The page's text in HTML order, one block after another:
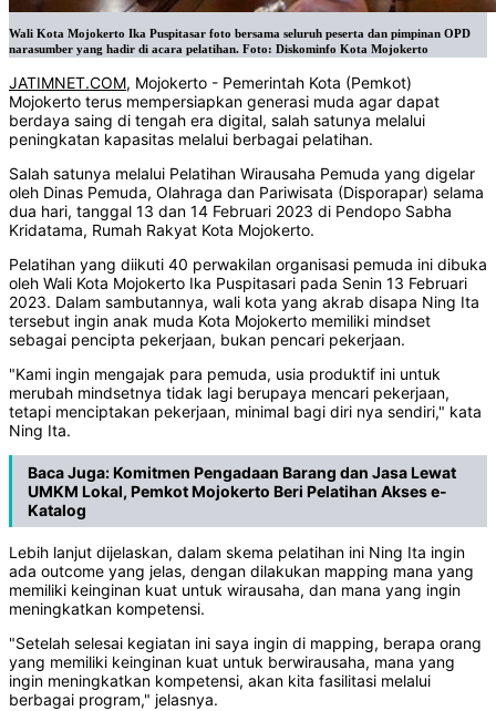
Wali Kota Mojokerto Ika Puspitasar foto bersama seluruh peserta dan pimpinan OPD
narasumber yang hadir di acara pelatihan. Foto: Diskominfo Kota Mojokerto
JATIMNET.COM, Mojokerto - Pemerintah Kota (Pemkot)
Mojokerto terus mempersiapkan generasi muda agar dapat
berdaya saing di tengah era digital, salah satunya melalui
peningkatan kapasitas melalui berbagai pelatihan.
Salah satunya melalui Pelatihan Wirausaha Pemuda yang digelar
oleh Dinas Pemuda, Olahraga dan Pariwisata (Disporapar) selama
dua hari, tanggal 13 dan 14 Februari 2023 di Pendopo Sabha
Kridatama, Rumah Rakyat Kota Mojokerto.
Pelatihan yang diikuti 40 perwakilan organisasi pemuda ini dibuka
oleh Wali Kota Mojokerto Ika Puspitasari pada Senin 13 Februari
2023. Dalam sambutannya, wali kota yang akrab disapa Ning Ita
tersebut ingin anak muda Kota Mojokerto memiliki mindset
sebagai pencipta pekerjaan, bukan pencari pekerjaan.
"Kami ingin mengajak para pemuda, usia produktif ini untuk
merubah mindsetnya tidak lagi berupaya mencari pekerjaan,
tetapi menciptakan pekerjaan, minimal bagi diri nya sendiri," kata
Ning Ita.
Baca Juga:Komitmen Pengadaan Barang dan Jasa Lewat
UMKM Lokal, Pemkot Mojokerto Beri Pelatihan Akses e-
Katalog
Lebih lanjut dijelaskan, dalam skema pelatihan ini Ning Ita ingin
ada outcome yang jelas, dengan dilakukan mapping mana yang
memiliki keinginan kuat untuk wirausaha, dan mana yang ingin
meningkatkan kompetensi.
"Setelah selesai kegiatan ini saya ingin di mapping, berapa orang
yang memiliki keinginan kuat untuk berwirausaha, mana yang
ingin meningkatkan kompetensi, akan kita fasilitasi melalui
berbagai program," jelasnya.